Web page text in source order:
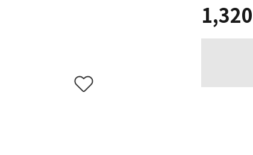
1,320